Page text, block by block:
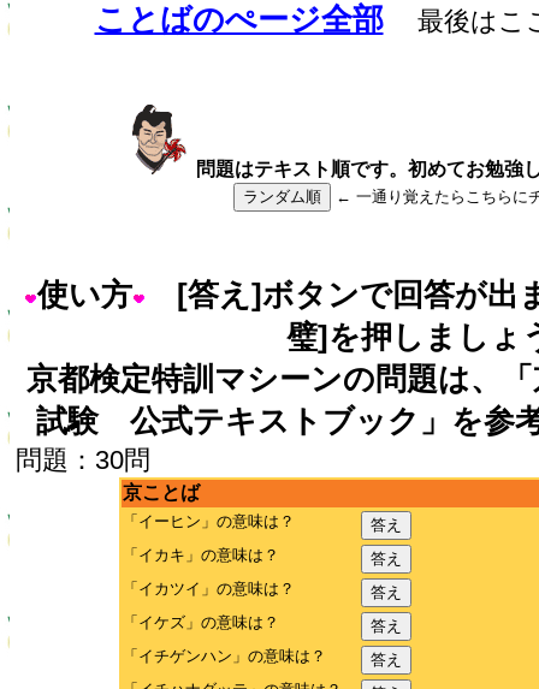
ことばのぺージ全部 最後はこ
問題はテキスト順です。初めてお勉強
ランダム順 ← 一通り覚えたらこちらに
使い方
[答え]ボタンで回答が出
璧]を押しましょ
京都検定特訓マシーンの問題は、
試験 公式テキストブック」を参
問題：30問
京ことば
「イーヒン」の意味は？
答え
「イカキ」の意味は？
答え
「イカツイ」の意味は？
答え
「イケズ」の意味は？
答え
「イチゲンハン」の意味は？
答え